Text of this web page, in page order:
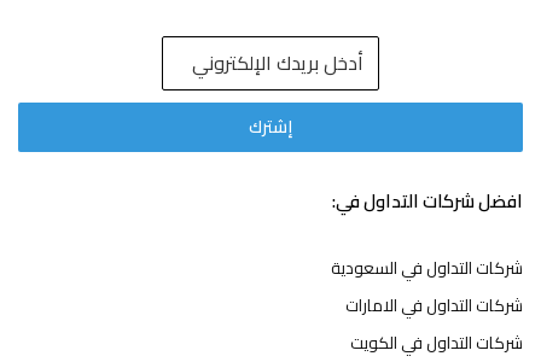
افضل شركات التداول في:
شركات التداول في السعودية
شركات التداول في الامارات
شركات التداول في الكويت